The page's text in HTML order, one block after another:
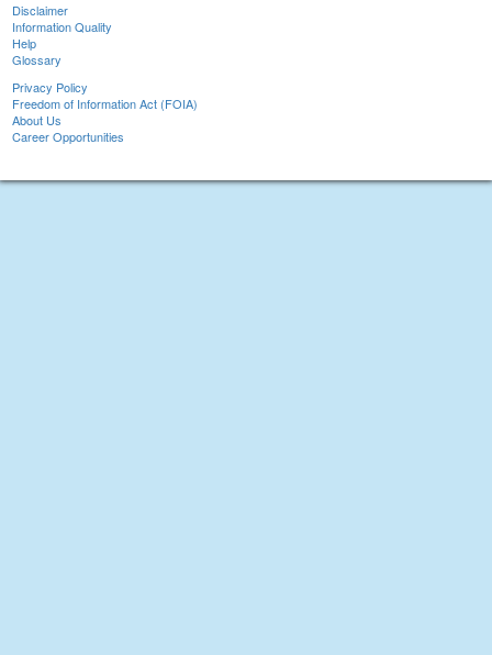
Disclaimer
Information Quality
Help
Glossary
Privacy Policy
Freedom of Information Act (FOIA)
About Us
Career Opportunities